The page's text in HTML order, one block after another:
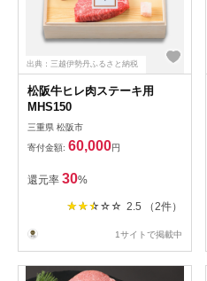
出典：三越伊勢丹ふるさと納税
松阪牛ヒレ肉ステーキ用
MHS150
三重県 松阪市
寄付金額: 60,000円
還元率 30%
2.5 （2件）
1サイトで掲載中